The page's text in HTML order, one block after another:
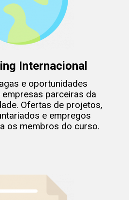
Internacional
e oportunidades
empresas parceiras da
Ofertas de projetos,
e empregos
os membros do curso.